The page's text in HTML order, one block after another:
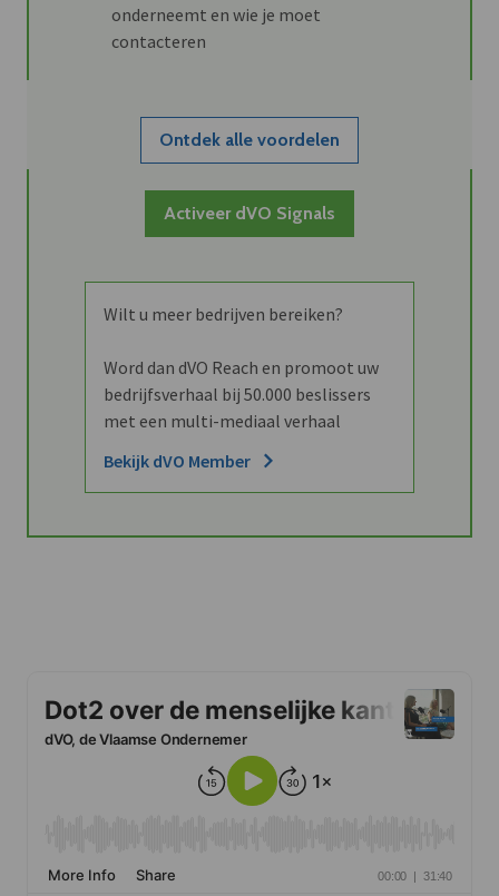
onderneemt en wie je moet
contacteren
Ontdek alle voordelen
Activeer dVO Signals
Wilt u meer bedrijven bereiken?
Word dan dVO Reach en promoot uw
bedrijfsverhaal bij 50.000 beslissers
met een multi-mediaal verhaal
Bekijk dVO Member